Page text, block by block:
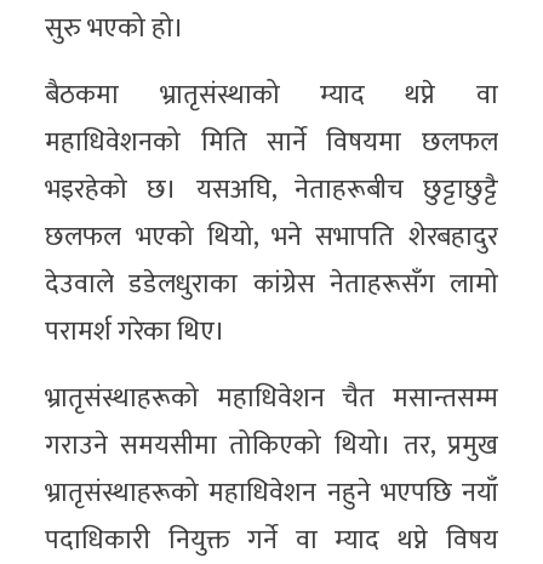
सुरु भएको हो।
बैठकमा भ्रातृसंस्थाको म्याद थप्ने वा
महाधिवेशनको मिति सार्ने विषयमा छलफल
भइरहेको छ। यसअघि, नेताहरूबीच छुट्टाछुट्टै
छलफल भएको थियो, भने सभापति शेरबहादुर
देउवाले डडेलधुराका कांग्रेस नेताहरूसँग लामो
परामर्श गरेका थिए।
भ्रातृसंस्थाहरूको महाधिवेशन चैत मसान्तसम्म
गराउने समयसीमा तोकिएको थियो। तर, प्रमुख
भ्रातृसंस्थाहरूको महाधिवेशन नहुने भएपछि नयाँ
पदाधिकारी नियुक्त गर्ने वा म्याद थप्ने विषय